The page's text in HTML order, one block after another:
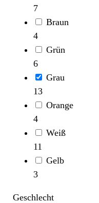
7
Braun
4
Grün
6
Grau
13
Orange
4
Weiß
11
Gelb
3
Geschlecht